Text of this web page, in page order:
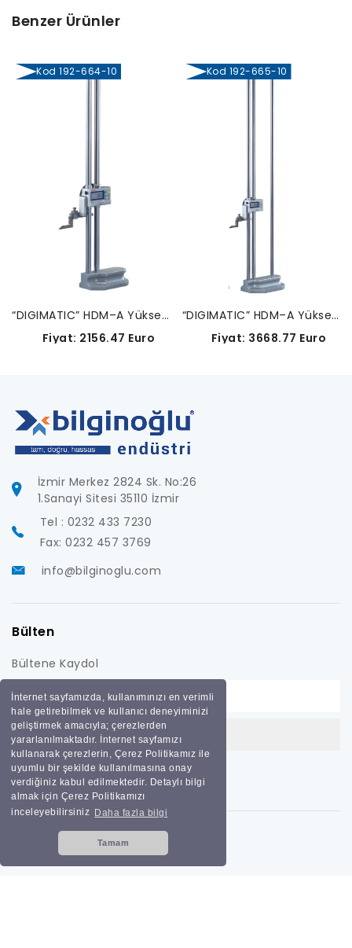
İnternet sayfamızda, kullanımınızı en verimli
hale getirebilmek ve kullanıcı deneyiminizi
geliştirmek amacıyla; çerezlerden
yararlanılmaktadır. İnternet sayfamızı
kullanarak çerezlerin, Çerez Politikamız ile
uyumlu bir şekilde kullanılmasına onay
verdiğiniz kabul edilmektedir. Detaylı bilgi
almak için Çerez Politikamızı
inceleyebilirsiniz Daha fazla bilgi
Tamam
Benzer Ürünler
Kod 192-664-10
“DIGIMATIC” HDM–A Yükseklik Mihengiri (Dokunmatik Tetiklemeli Prop Bağlantılı-192-664-10
Fiyat: 2156.47 Euro
Kod 192-665-10
“DIGIMATIC” HDM–A Yükseklik Mihengiri (Dokunmatik Tetiklemeli Prop Bağlantılı-192-665-10
Fiyat: 3668.77 Euro
İzmir Merkez 2824 Sk. No:26
1.Sanayi Sitesi 35110 İzmir
Tel : 0232 433 7230
Fax: 0232 457 3769
info@bilginoglu.com
Bülten
Bültene Kaydol